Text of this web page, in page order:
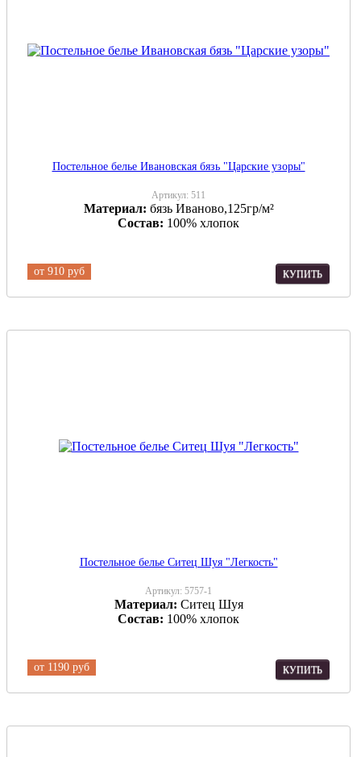
Постельное белье Ивановская бязь "Царские узоры"
Артикул: 511
Материал: бязь Иваново,125гр/м²
Состав: 100% хлопок
от 910 руб КУПИТЬ
Постельное белье Ситец Шуя "Легкость"
Артикул: 5757-1
Материал: Ситец Шуя
Состав: 100% хлопок
от 1190 руб КУПИТЬ